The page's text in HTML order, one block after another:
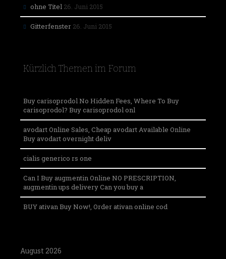
ohne Titel 26. Juni 2015
Gitterfenster 26. Juni 2015
Kürzlich Themen im Forum
Buy carisoprodol No Hidden Fees, Where To Buy
carisoprodol? Buy carisoprodol onl
avodart Online Sales, Cheap avodart Available Online
Buy avodart overnight deliv
cialis generico rs one
Can I Buy augmentin Online NO PRESCRIPTION,
augmentin ups delivery Can you buy a
BUY ativan Buy Now!, Order ativan online cod
August 2026